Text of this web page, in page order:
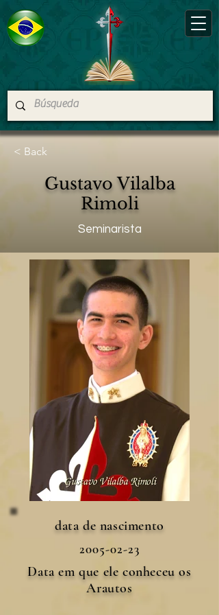
< Back
Gustavo Vilalba
Rimoli
Seminarista
data de nascimento
2005-02-23
Data em que ele conheceu os
Arautos